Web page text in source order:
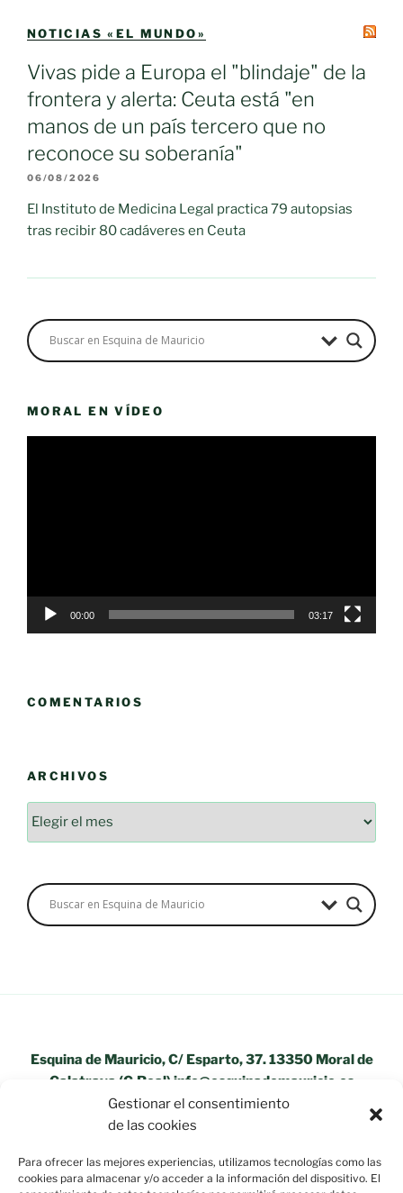
Gestionar el consentimiento
de las cookies
Para ofrecer las mejores experiencias, utilizamos tecnologías como las
cookies para almacenar y/o acceder a la información del dispositivo. El
NOTICIAS «EL MUNDO»
Vivas pide a Europa el "blindaje" de la
frontera y alerta: Ceuta está "en
manos de un país tercero que no
reconoce su soberanía"
06/08/2026
El Instituto de Medicina Legal practica 79 autopsias
tras recibir 80 cadáveres en Ceuta
MORAL EN VÍDEO
00:00 03:17
COMENTARIOS
ARCHIVOS
Archivos
Esquina de Mauricio, C/ Esparto, 37. 13350 Moral de
Calatrava (C.Real) info@esquinademauricio.es
«Aviso Legal»